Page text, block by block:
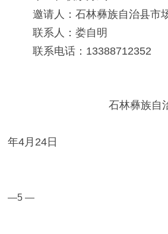
邀请人：石林彝族自治县市
联系人：娄自明
联系电话： 13388712352
石林彝族自
年4月 24日
—5—